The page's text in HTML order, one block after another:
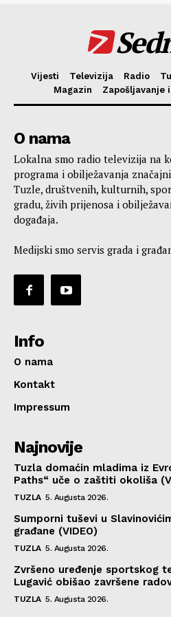
Vijesti Televizija Radio
Magazin
Zapošljavanje
O nama
Lokalna smo radio televizija na
programa i obilježavanja
Tuzle, društvenih, kulturnih,
gradu, živih prijenosa i
događaja.
Medijski smo servis grada i
Info
O nama
Kontakt
Impressum
Najnovije
Tuzla domaćin mladima iz
Paths“ uče o zaštiti okoliša
TUZLA 5. Augusta 2026.
Sumporni tuševi u
građane (VIDEO)
TUZLA 5. Augusta 2026.
Zvršeno uređenje sportskog
Lugavić obišao završene
TUZLA 5. Augusta 2026.